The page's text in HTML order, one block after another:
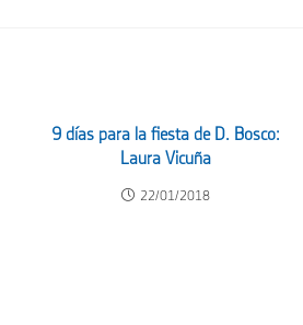
9 días para la fiesta de D. Bosco:
Laura Vicuña
22/01/2018